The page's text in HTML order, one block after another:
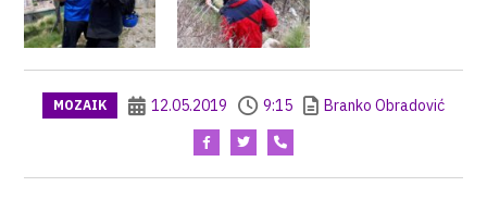
MOZAIK 12.05.2019 9:15 Branko Obradović